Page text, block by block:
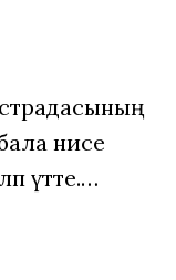
әнисе
үтте.…